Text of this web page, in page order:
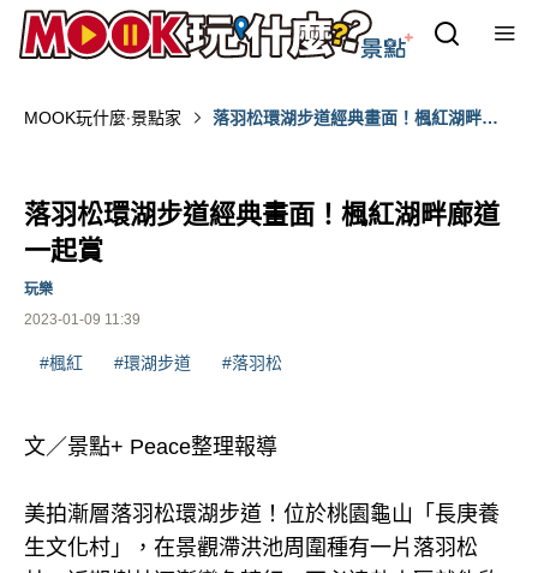
MOOK玩什麼‧景點家
落羽松環湖步道經典畫面！楓紅湖畔廊
落羽松環湖步道經典畫面！楓紅湖畔廊道
一起賞
2023-01-09 11:39
玩樂
#楓紅 #環湖步道 #落羽松
文／景點+ Peace整理報導
美拍漸層落羽松環湖步道！位於桃園龜山「長庚養
生文化村」，在景觀滯洪池周圍種有一片落羽松